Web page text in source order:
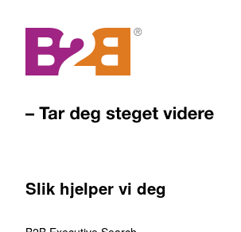
Slik hjelper vi deg